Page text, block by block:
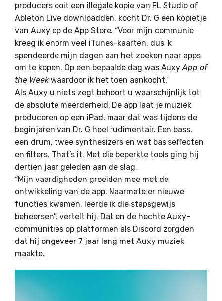
producers ooit een illegale kopie van FL Studio of
Ableton Live downloadden, kocht Dr. G een kopietje
van Auxy op de App Store. “Voor mijn communie
kreeg ik enorm veel iTunes-kaarten, dus ik
spendeerde mijn dagen aan het zoeken naar apps
om te kopen. Op een bepaalde dag was Auxy App of
the Weekwaardoor ik het toen aankocht.”
Als Auxy u niets zegt behoort u waarschijnlijk tot
de absolute meerderheid. De app laat je muziek
produceren op een iPad, maar dat was tijdens de
beginjaren van Dr. G heel rudimentair. Een bass,
een drum, twee synthesizers en wat basiseffecten
en filters. That’s it. Met die beperkte tools ging hij
dertien jaar geleden aan de slag.
“Mijn vaardigheden groeiden mee met de
ontwikkeling van de app. Naarmate er nieuwe
functies kwamen, leerde ik die stapsgewijs
beheersen”, vertelt hij. Dat en de hechte Auxy-
communities op platformen als Discord zorgden
dat hij ongeveer 7 jaar lang met Auxy muziek
maakte.